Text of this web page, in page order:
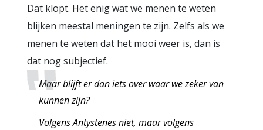
Dat klopt. Het enig wat we menen te weten
blijken meestal meningen te zijn. Zelfs als we
menen te weten dat het mooi weer is, dan is
dat nog subjectief.
Maar blijft er dan iets over waar we zeker van
kunnen zijn?
Volgens Antystenes niet, maar volgens